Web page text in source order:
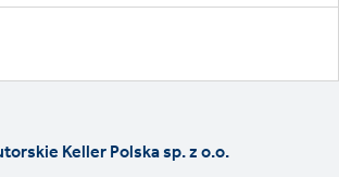
Keller Polska sp. z o.o.